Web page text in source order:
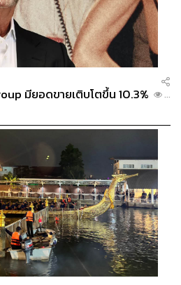
มียอดขายเติบโตขึ้น 10.3%
...